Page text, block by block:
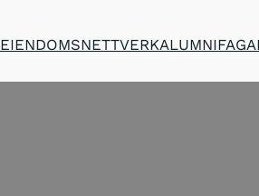
EIENDOMSNETTVERKALUMNI